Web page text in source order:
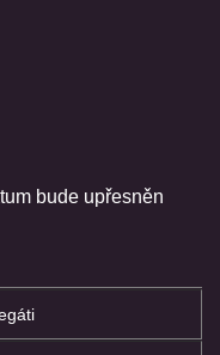
bude upřesněn